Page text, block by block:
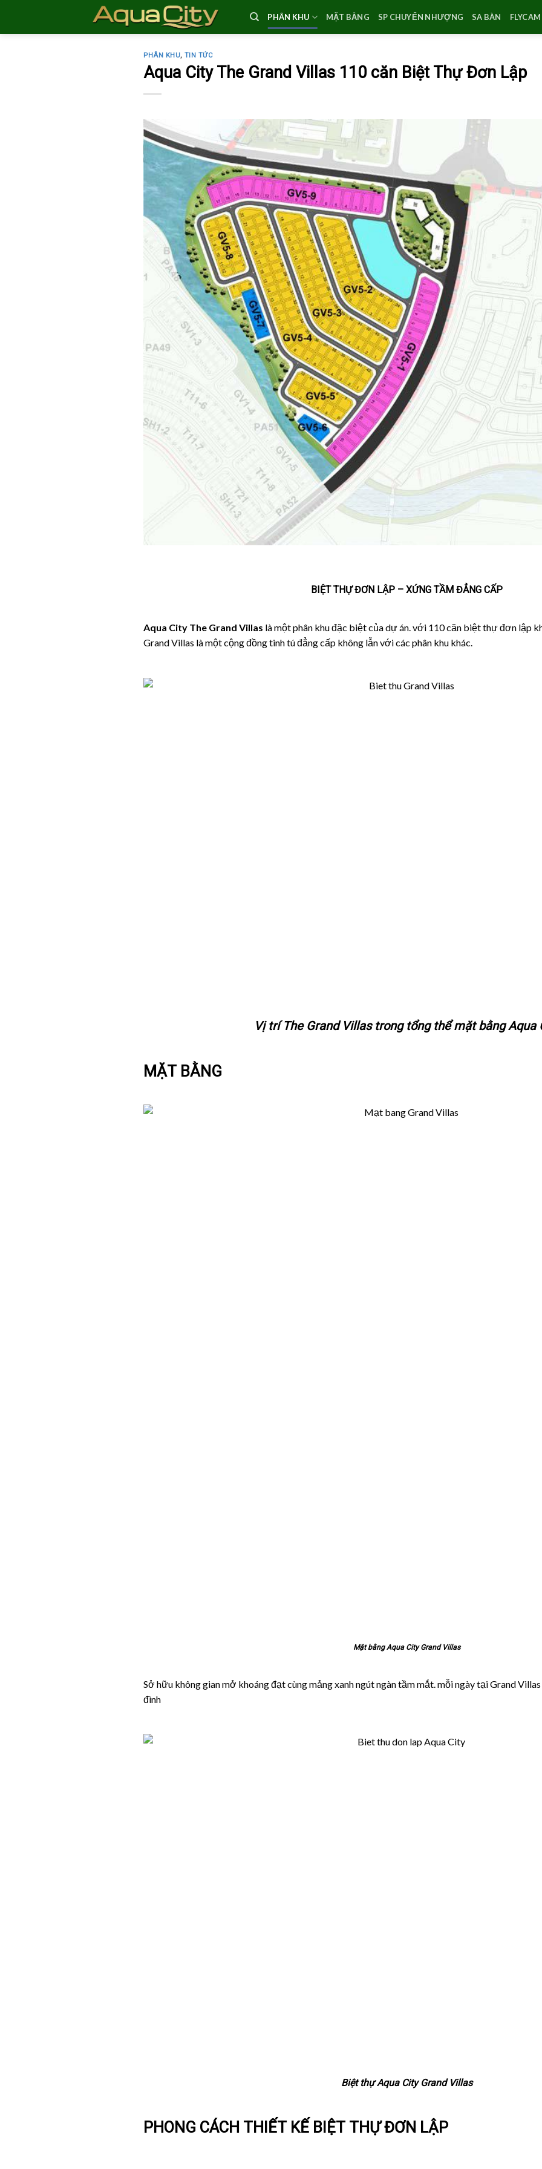
content
PHÂN KHU MẶT BẰNG SP CHUYỂN NHƯỢNG SA BÀN
PHÂN KHU, TIN TỨC
Aqua City The Grand Villas 110 căn Biệt Thự Đơn Lập
BIỆT THỰ ĐƠN LẬP – XỨNG TẦM ĐẲNG CẤP
Aqua City The Grand Villas là một phân khu đặc biệt của dự án. với 110 căn biệt thự đơn lập
Grand Villas là một cộng đồng tinh tú đẳng cấp không lẫn với các phân khu khác.
Vị trí The Grand Villas trong tổng thể mặt bằngAqua
MẶT BẰNG
Mặt bằng Aqua City Grand Villas
Sở hữu không gian mở khoáng đạt cùng mảng xanh ngút ngàn tầm mắt. mỗi ngày tại Grand
đình
Biệt thự Aqua City Grand Villas
PHONG CÁCH THIẾT KẾ BIỆT THỰ ĐƠN LẬP